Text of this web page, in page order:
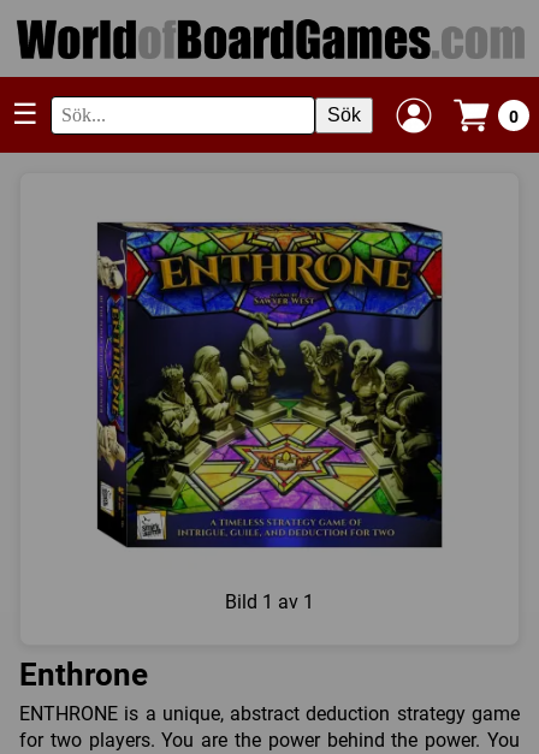
☰ Sök 0
Bild 1 av 1
Enthrone
ENTHRONE is a unique, abstract deduction strategy game
for two players. You are the power behind the power. You